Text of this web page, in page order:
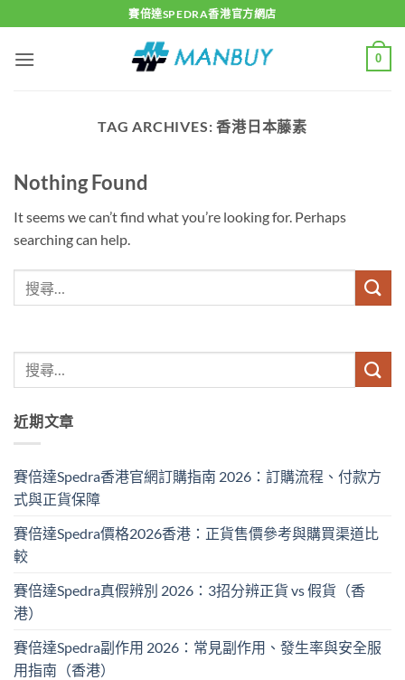
to
content
賽倍達SPEDRA香港官方網店
0
TAG ARCHIVES:香港日本藤素
Nothing Found
It seems we can’t find what you’re looking for. Perhaps
searching can help.
近期文章
賽倍達Spedra香港官網訂購指南 2026：訂購流程、付款方
式與正貨保障
賽倍達Spedra價格2026香港：正貨售價參考與購買渠道比
較
賽倍達Spedra真假辨別 2026：3招分辨正貨 vs 假貨（香
港）
賽倍達Spedra副作用 2026：常見副作用、發生率與安全服
用指南（香港）